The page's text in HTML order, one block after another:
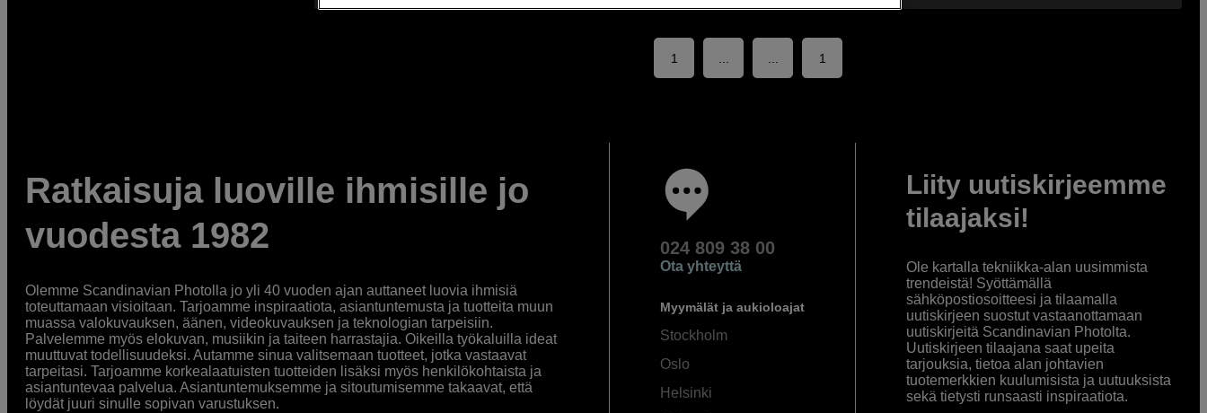
1 1
Ratkaisuja luoville ihmisille jo
vuodesta 1982
Olemme Scandinavian Photolla jo yli 40 vuoden ajan auttaneet luovia ihmisiä
toteuttamaan visioitaan. Tarjoamme inspiraatiota, asiantuntemusta ja tuotteita muun
muassa valokuvauksen, äänen, videokuvauksen ja teknologian tarpeisiin.
Palvelemme myös elokuvan, musiikin ja taiteen harrastajia. Oikeilla työkaluilla ideat
muuttuvat todellisuudeksi. Autamme sinua valitsemaan tuotteet, jotka vastaavat
tarpeitasi. Tarjoamme korkealaatuisten tuotteiden lisäksi myös henkilökohtaista ja
asiantuntevaa palvelua. Asiantuntemuksemme ja sitoutumisemme takaavat, että
löydät juuri sinulle sopivan varustuksen.
024 809 38 00
Ota yhteyttä
Myymälät ja aukioloajat
Stockholm
Oslo
Helsinki
Liity uutiskirjeemme
tilaajaksi!
Ole kartalla tekniikka-alan uusimmista
trendeistä! Syöttämällä
sähköpostiosoitteesi ja tilaamalla
uutiskirjeen suostut vastaanottamaan
uutiskirjeitä Scandinavian Photolta.
Uutiskirjeen tilaajana saat upeita
tarjouksia, tietoa alan johtavien
tuotemerkkien kuulumisista ja uutuuksista
sekä tietysti runsaasti inspiraatiota.